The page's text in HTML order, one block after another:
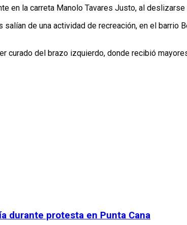
en la carreta Manolo Tavares Justo, al deslizarse
de una actividad de recreación, en el barrio
curado del brazo izquierdo, donde recibió
durante protesta en Punta Cana